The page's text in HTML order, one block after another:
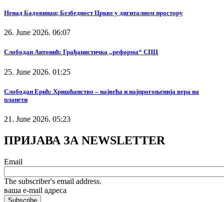
Ненад Бадовинац: Безбедност Цркве у дигиталном простору
26. June 2026. 06:07
Слободан Антонић: Грађанистичка „реформа“ СПЦ
25. June 2026. 01:25
Слободан Ерић: Хришћанство – највећа и најпрогоњенија вера на
планети
21. June 2026. 05:23
ПРИЈАВА ЗА NEWSLETTER
Email
The subscriber's email address.
ваша е-mail адреса